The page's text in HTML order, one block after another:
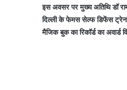
इस अवसर पर मुख्य अतिथि डॉ
दिल्ली के फेमस सेल्फ डिफेंस ट्रेनर
मैजिक बुक का रिकॉर्ड का